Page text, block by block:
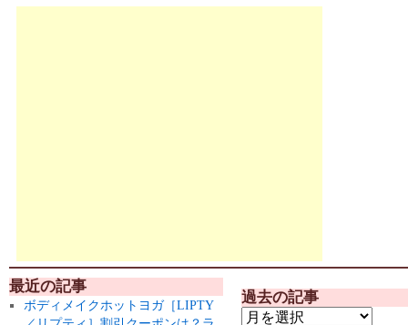
最近の記事
ボディメイクホットヨガ［LIPTY
過去の記事